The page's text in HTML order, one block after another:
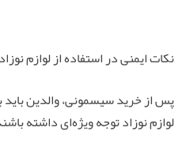
نکات ایمنی در استفاده از لوازم نوزاد
پس از خرید سیسمونی، والدین باید
لوازم نوزاد توجه ویژه‌ای داشته